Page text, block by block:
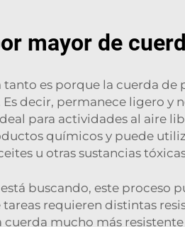
mayor de
es porque la cuerda
decir, permanece ligero y
para actividades al aire
químicos y puede
u otras sustancias
buscando, este proceso
requieren distintas
mucho más